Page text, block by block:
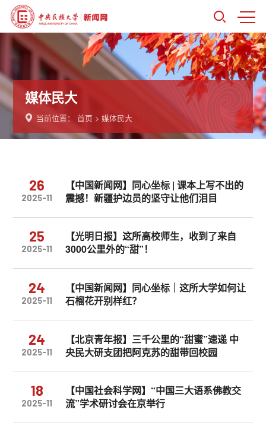
媒体民大
当前位置：首页 >媒体民大
26
2025-11
【中国新闻网】同心坐标 | 课本上写不出的
震撼！新疆护边员的坚守让他们泪目
25
2025-11
【光明日报】这所高校师生，收到了来自
3000公里外的“甜”！
24
2025-11
【中国新闻网】同心坐标｜这所大学如何让
石榴花开别样红？
24
2025-11
【北京青年报】三千公里的“甜蜜”速递 中
央民大研支团把阿克苏的甜带回校园
18
2025-11
【中国社会科学网】“中国三大语系佛教交
流”学术研讨会在京举行